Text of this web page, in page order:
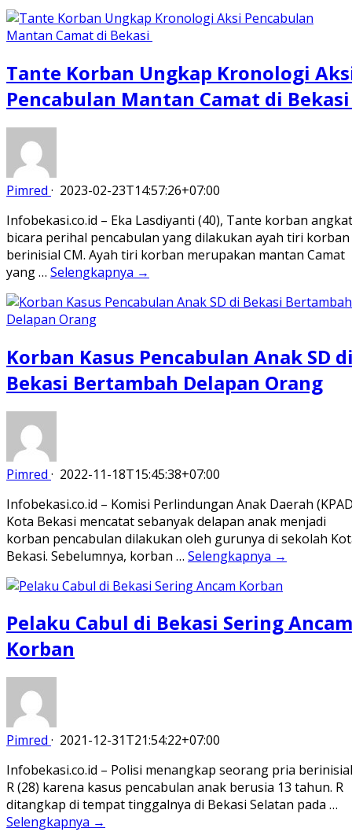
Tante Korban Ungkap Kronologi
Pencabulan Mantan Camat di
Pimred · 2023-02-23T14:57:26+07:00
Infobekasi.co.id – Eka Lasdiyanti (40), Tante korban angkat
bicara perihal pencabulan yang dilakukan ayah tiri korban
berinisial CM. Ayah tiri korban merupakan mantan Camat
yang … Selengkapnya →
Korban Kasus Pencabulan Anak SD
Bekasi Bertambah Delapan Orang
Pimred · 2022-11-18T15:45:38+07:00
Infobekasi.co.id – Komisi Perlindungan Anak Daerah
Kota Bekasi mencatat sebanyak delapan anak menjadi
korban pencabulan dilakukan oleh gurunya di sekolah
Bekasi. Sebelumnya, korban … Selengkapnya →
Pelaku Cabul di Bekasi Sering Ancam
Korban
Pimred · 2021-12-31T21:54:22+07:00
Infobekasi.co.id – Polisi menangkap seorang pria berinisial
R (28) karena kasus pencabulan anak berusia 13 tahun. R
ditangkap di tempat tinggalnya di Bekasi Selatan pada …
Selengkapnya →